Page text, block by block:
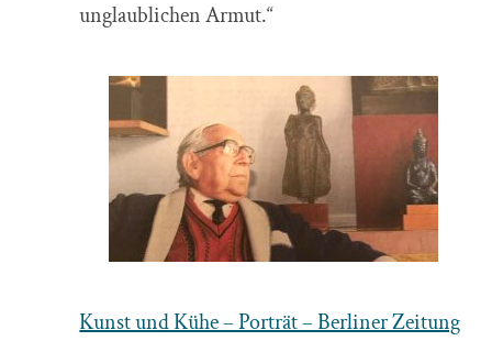
unglaublichen Armut.“
Kunst und Kühe – Porträt – Berliner Zeitung